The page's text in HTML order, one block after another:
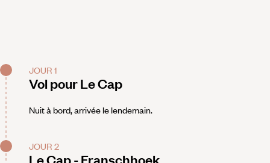
JOUR 1
Vol pour Le Cap
Nuit à bord, arrivée le lendemain.
JOUR 2